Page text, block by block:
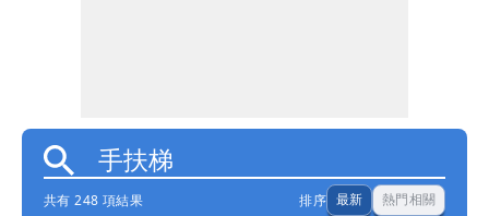
共有 248 項結果 排序 最新 熱門相關